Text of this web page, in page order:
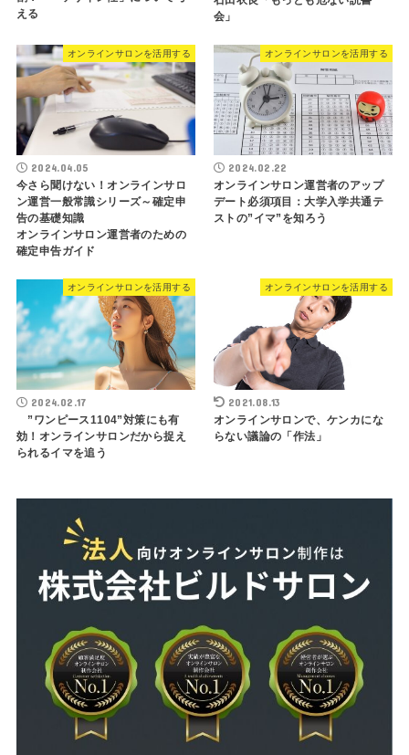
える
会」
オンラインサロンを活用する
2024.04.05
今さら聞けない！オンラインサロ
ン運営一般常識シリーズ～確定申
告の基礎知識
オンラインサロン運営者のための
確定申告ガイド
オンラインサロンを活用する
2024.02.22
オンラインサロン運営者のアップ
デート必須項目：大学入学共通テ
ストの”イマ”を知ろう
オンラインサロンを活用する
2024.02.17
”ワンピース1104”対策にも有
効！オンラインサロンだから捉え
られるイマを追う
オンラインサロンを活用する
2021.08.13
オンラインサロンで、ケンカにな
らない議論の「作法」